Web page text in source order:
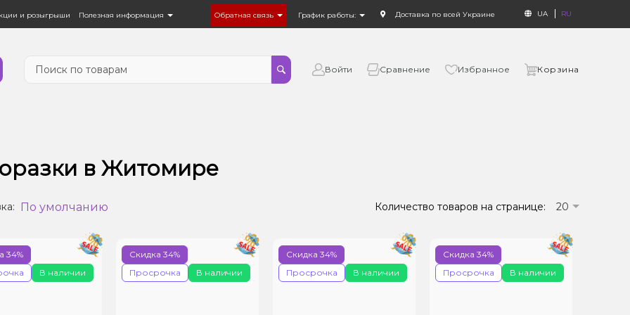
и розыгрыши Полезная информация Обратная связь График работы: Доставка по всей Украине UA RU
Войти Сравнение Избранное Корзина
в Житомире
По умолчанию Количество товаров на странице: 20
В наличии
34%
В наличии
Скидка 34%
Просрочка
В наличии
Скидка 34%
Просрочка
В наличии
Скидка 34%
Просрочка